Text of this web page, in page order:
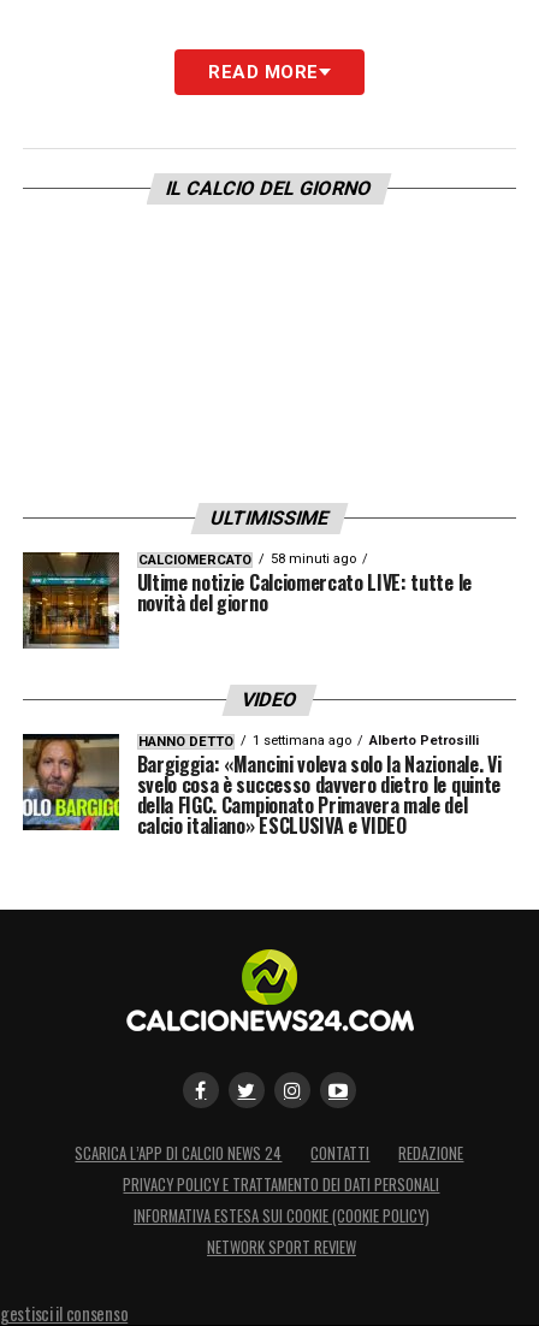
READ MORE
IL CALCIO DEL GIORNO
ULTIMISSIME
CALCIOMERCATO 58 minuti ago
Ultime notizie Calciomercato LIVE: tutte le
novità del giorno
VIDEO
HANNO DETTO 1 settimana ago Alberto Petrosilli
Bargiggia: «Mancini voleva solo la Nazionale. Vi
svelo cosa è successo davvero dietro le quinte
della FIGC. Campionato Primavera male del
calcio italiano» ESCLUSIVA e VIDEO
SCARICA L’APP DI CALCIO NEWS 24 CONTATTI
REDAZIONE
PRIVACY POLICY E TRATTAMENTO DEI DATI PERSONALI
INFORMATIVA ESTESA SUI COOKIE (COOKIE POLICY)
NETWORK SPORT REVIEW
gestisci il consenso